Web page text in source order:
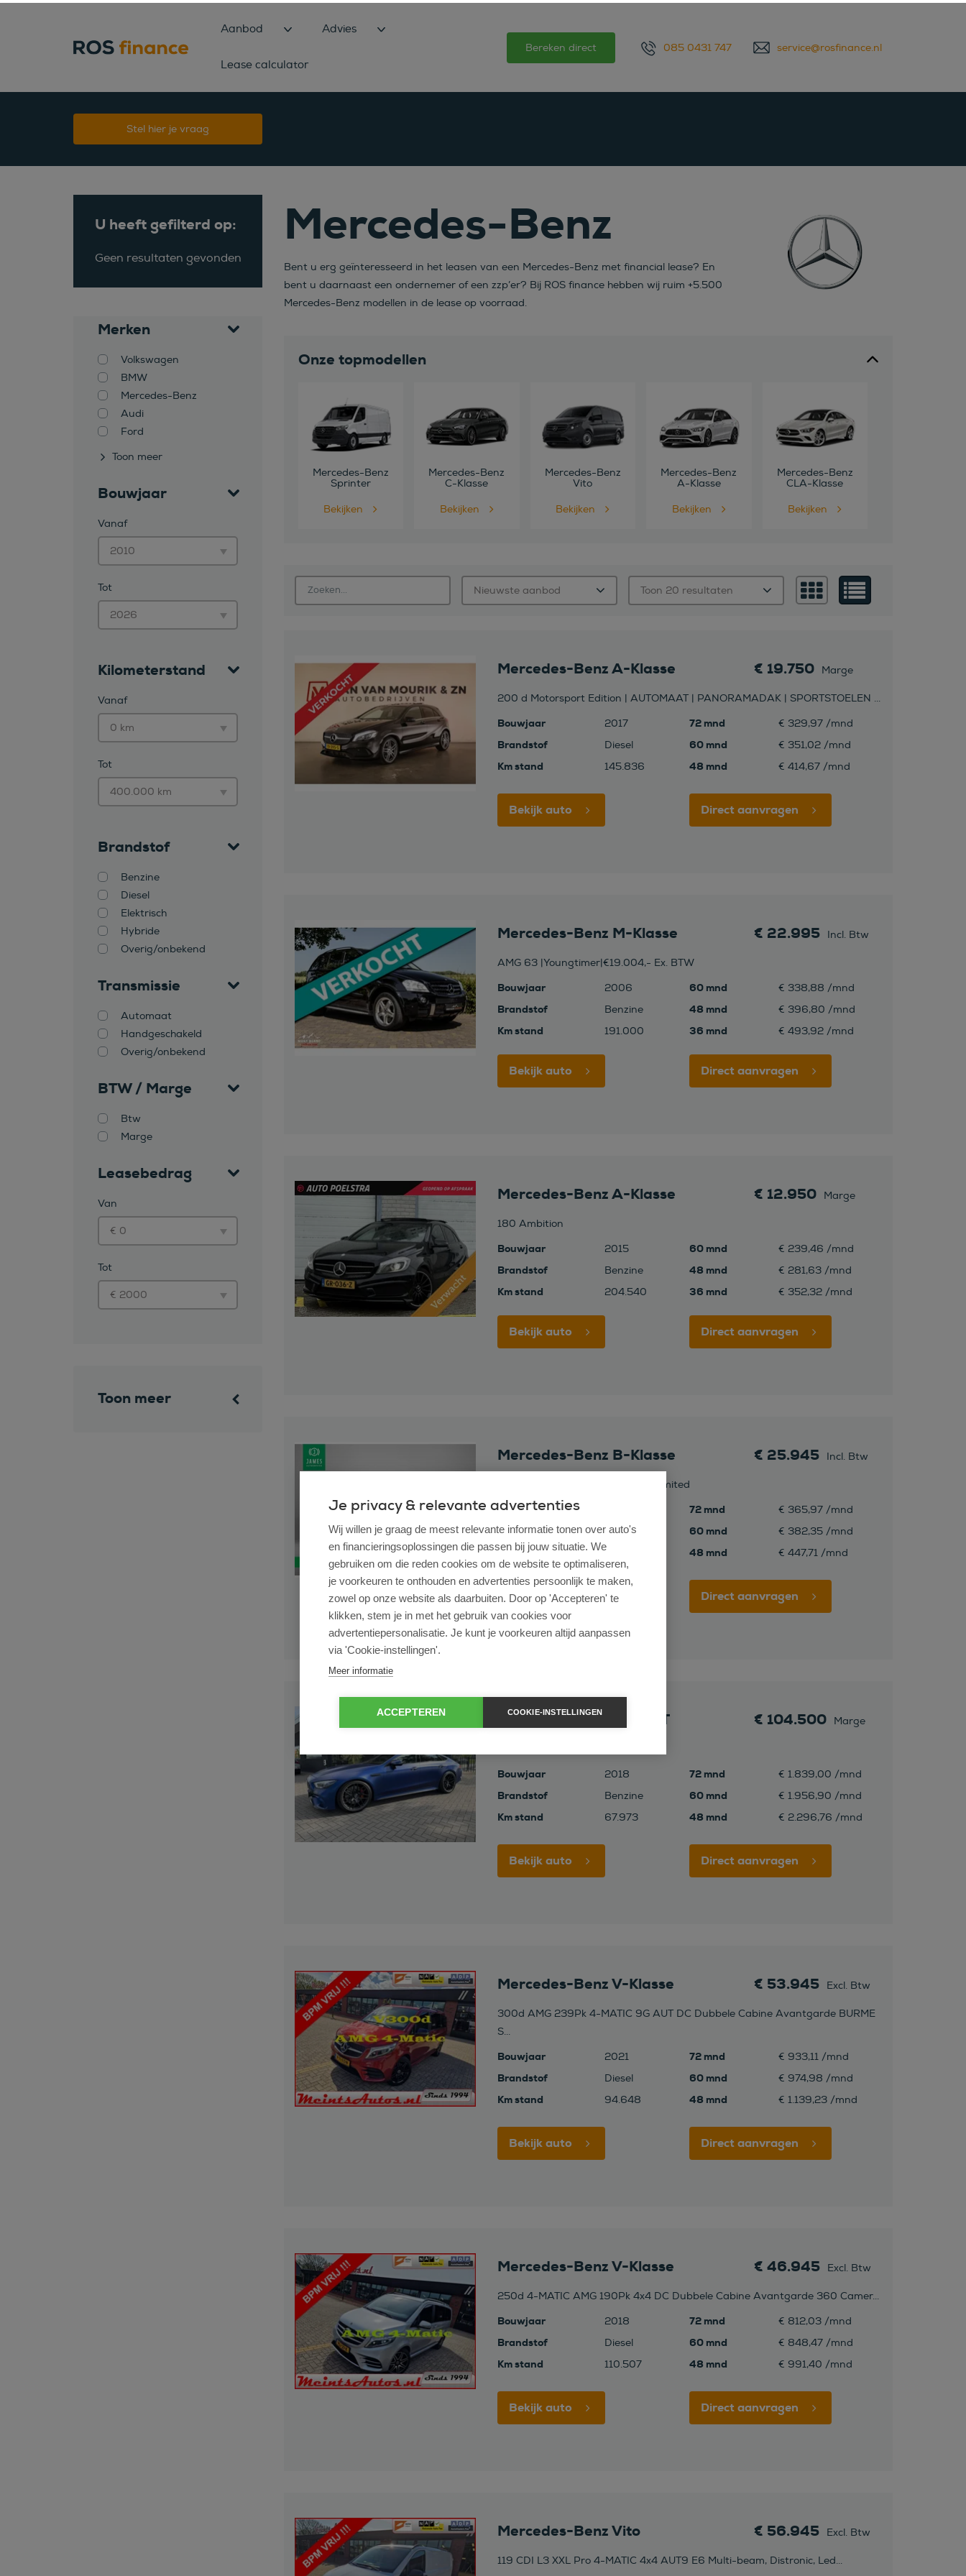
Aanbod Advies
Lease calculator
Bereken direct 085 0431 747 service@rosfinance.nl
Stel hier je vraag
U heeft gefilterd op:
Geen resultaten gevonden
Merken
Volkswagen
BMW
Mercedes-Benz
Audi
Ford
Toon meer
Bouwjaar
Vanaf
Tot
Kilometerstand
Vanaf
Tot
Brandstof
Benzine
Diesel
Elektrisch
Hybride
Overig/onbekend
Transmissie
Automaat
Handgeschakeld
Overig/onbekend
BTW / Marge
Btw
Marge
Leasebedrag
Van
Tot
Toon meer
Mercedes-Benz
Bent u erg geïnteresseerd in het leasen van een Mercedes-Benz met financial lease? En
bent u daarnaast een ondernemer of een zzp’er? Bij ROS finance hebben wij ruim +5.500
Mercedes-Benz modellen in de lease op voorraad.
Onze topmodellen
Mercedes-Benz
Sprinter
Bekijken
Mercedes-Benz
C-Klasse
Bekijken
Mercedes-Benz
Vito
Bekijken
Mercedes-Benz
A-Klasse
Bekijken
Mercedes-Benz
CLA-Klasse
Bekijken
Nieuwste aanbod Toon 20 resultaten
Mercedes-Benz A-Klasse € 19.750 Marge
200 d Motorsport Edition | AUTOMAAT | PANORAMADAK | SPORTSTOELEN ...
Bouwjaar 2017
Brandstof Diesel
Km stand 145.836
72 mnd € 329,97 /mnd
60 mnd € 351,02 /mnd
48 mnd € 414,67 /mnd
Bekijk auto Direct aanvragen
Mercedes-Benz M-Klasse € 22.995 Incl. Btw
AMG 63 |Youngtimer|€19.004,- Ex. BTW
Bouwjaar 2006
Brandstof Benzine
Km stand 191.000
60 mnd € 338,88 /mnd
48 mnd € 396,80 /mnd
36 mnd € 493,92 /mnd
Bekijk auto Direct aanvragen
Mercedes-Benz A-Klasse € 12.950 Marge
180 Ambition
Bouwjaar 2015
Brandstof Benzine
Km stand 204.540
60 mnd € 239,46 /mnd
48 mnd € 281,63 /mnd
36 mnd € 352,32 /mnd
Bekijk auto Direct aanvragen
Mercedes-Benz B-Klasse € 25.945 Incl. Btw
250 e Business Solution Luxury Limited
Bouwjaar
Brandstof Hybride
Km stand 77.532
72 mnd € 365,97 /mnd
60 mnd € 382,35 /mnd
48 mnd € 447,71 /mnd
Bekijk auto Direct aanvragen
Mercedes-Benz AMG GT € 104.500 Marge
Bouwjaar 2018
Brandstof Benzine
Km stand 67.973
72 mnd € 1.839,00 /mnd
60 mnd € 1.956,90 /mnd
48 mnd € 2.296,76 /mnd
Bekijk auto Direct aanvragen
Mercedes-Benz V-Klasse € 53.945 Excl. Btw
300d AMG 239Pk 4-MATIC 9G AUT DC Dubbele Cabine Avantgarde BURME
S...
Bouwjaar 2021
Brandstof Diesel
Km stand 94.648
72 mnd € 933,11 /mnd
60 mnd € 974,98 /mnd
48 mnd € 1.139,23 /mnd
Bekijk auto Direct aanvragen
Mercedes-Benz V-Klasse € 46.945 Excl. Btw
250d 4-MATIC AMG 190Pk 4x4 DC Dubbele Cabine Avantgarde 360 Camer...
Bouwjaar 2018
Brandstof Diesel
Km stand 110.507
72 mnd € 812,03 /mnd
60 mnd € 848,47 /mnd
48 mnd € 991,40 /mnd
Bekijk auto Direct aanvragen
Mercedes-Benz Vito € 56.945 Excl. Btw
119 CDI L3 XXL Pro 4-MATIC 4x4 AUT9 E6 Multi-beam, Distronic, Led...
Je privacy & relevante advertenties
Wij willen je graag de meest relevante informatie tonen over auto's
en financieringsoplossingen die passen bij jouw situatie. We
gebruiken om die reden cookies om de website te optimaliseren,
je voorkeuren te onthouden en advertenties persoonlijk te maken,
zowel op onze website als daarbuiten. Door op 'Accepteren' te
klikken, stem je in met het gebruik van cookies voor
advertentiepersonalisatie. Je kunt je voorkeuren altijd aanpassen
via 'Cookie-instellingen'.
Meer informatie
ACCEPTEREN COOKIE-INSTELLINGEN